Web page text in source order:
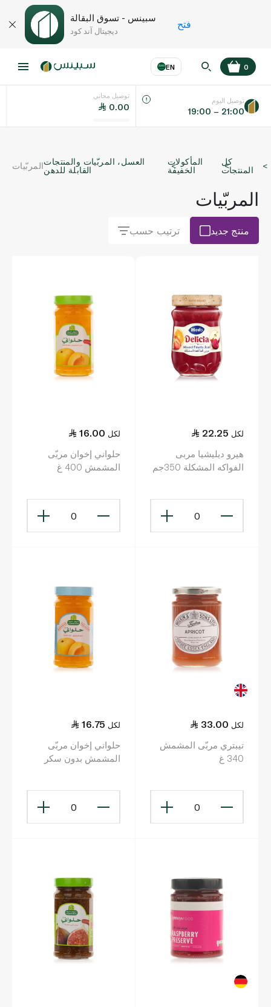
سبينس - تسوق البقالة
ديجيتال آند كود
فتح
EN
اللغة عر
KSA
0
توصيل مجاني
0.00
توصيل اليوم
19:00 – 21:00
كل
المنتجات
المأكولات
الخفيفة
العسل، المربّيات والمنتجات
القابلة للدهنالمربّيات
المربّيات
منتج جديد ترتيب حسب
22.25 لكل
هيرو ديليشيا مربى
الفواكه المشكلة 350جم
0
16.00 لكل
حلواني إخوان مربّى
المشمش 400 غ
0
33.00 لكل
تيبتري مربّى المشمش
340 غ
0
16.75 لكل
حلواني إخوان مربّى
المشمش بدون سكر
0